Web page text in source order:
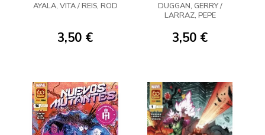
AYALA, VITA / REIS, ROD
3,50 €
DUGGAN, GERRY /
LARRAZ, PEPE
3,50 €